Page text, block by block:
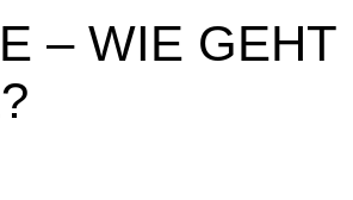
– WIE GEHT